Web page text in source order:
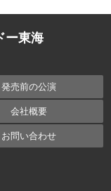
ー東海
発売前の公演
会社概要
お問い合わせ